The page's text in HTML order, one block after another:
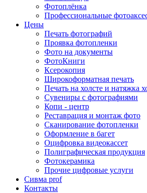
Фотоплёнка
Профессиональные
Цены
Печать фотографий
Проявка фотопленки
Фото на документы
ФотоКниги
Ксерокопия
Широкоформатная печать
Печать на холсте и натяжка
Сувениры с фотографиями
Копи - центр
Реставрация и монтаж фото
Сканирование фотопленки
Оформление в багет
Оцифровка видеокассет
Полиграфическая продукция
Фотокерамика
Прочие цифровые услуги
Сивма prof
Контакты